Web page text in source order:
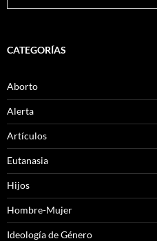
CATEGORÍAS
Aborto
Alerta
Artículos
Eutanasia
Hijos
Hombre-Mujer
Ideología de Género